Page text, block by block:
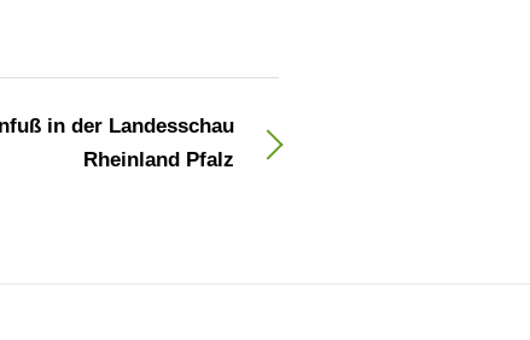
in der Landesschau
Rheinland Pfalz